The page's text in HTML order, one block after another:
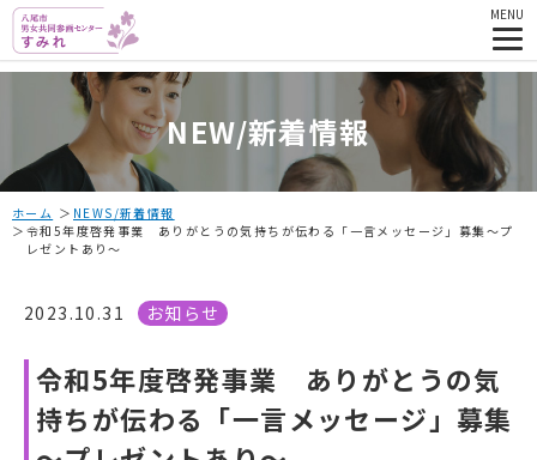
MENU
NEW/新着情報
ホーム
NEWS/新着情報
令和5年度啓発事業 ありがとうの気持ちが伝わる「一言メッセージ」募集～プ
レゼントあり～
2023.10.31 お知らせ
令和5年度啓発事業 ありがとうの気
持ちが伝わる「一言メッセージ」募集